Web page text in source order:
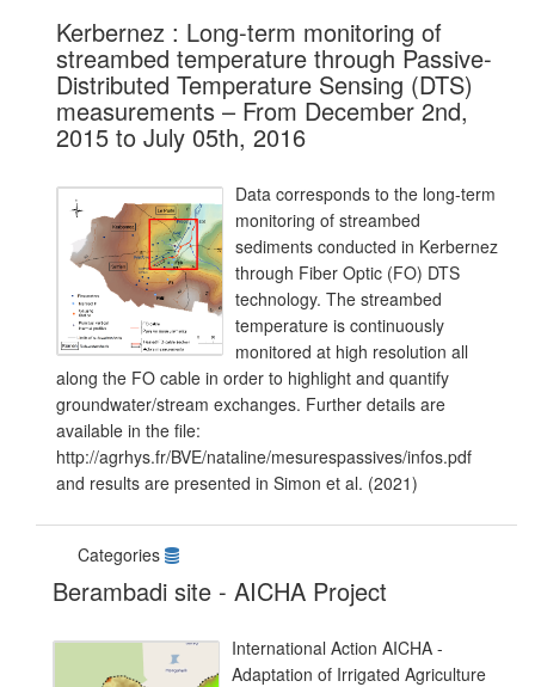
Kerbernez : Long-term monitoring of
streambed temperature through Passive-
Distributed Temperature Sensing (DTS)
measurements – From December 2nd,
2015 to July 05th, 2016
Data corresponds to the long-term
monitoring of streambed
sediments conducted in Kerbernez
through Fiber Optic (FO) DTS
technology. The streambed
temperature is continuously
monitored at high resolution all
along the FO cable in order to highlight and quantify
groundwater/stream exchanges. Further details are
available in the file:
http://agrhys.fr/BVE/nataline/mesurespassives/infos.pdf
and results are presented in Simon et al. (2021)
Categories
Berambadi site - AICHA Project
International Action AICHA -
Adaptation of Irrigated Agriculture